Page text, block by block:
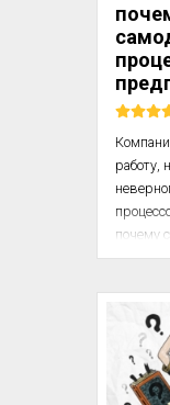
экс...
работу,
почему
не
X.